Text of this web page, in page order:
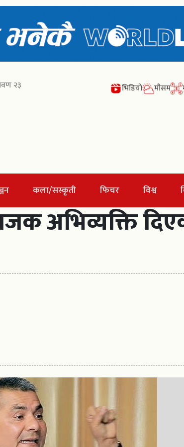
२३ भिडियो मौसम
कला/सस्कृती फिचर विश्व
अभिव्यक्ति